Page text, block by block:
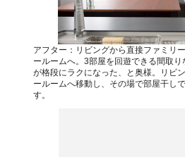
アフター：リビングから直接ファミリ
ールームへ。3部屋を回遊できる間取
が格段にラクになった、と奥様。リビ
ールームへ移動し、その場で部屋干し
す。